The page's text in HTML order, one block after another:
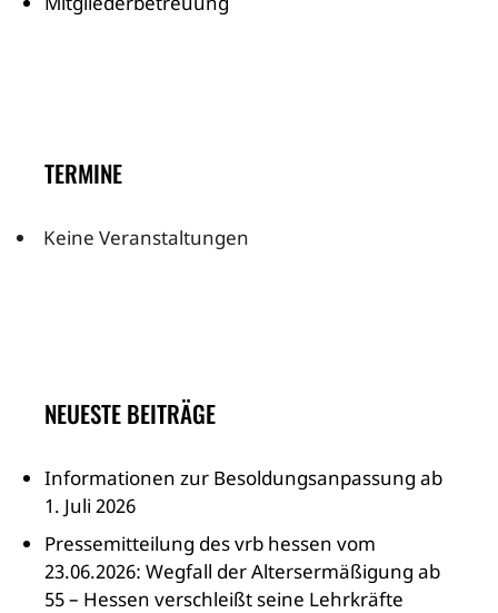
TERMINE
Keine Veranstaltungen
NEUESTE BEITRÄGE
Informationen zur Besoldungsanpassung ab
1. Juli 2026
Pressemitteilung des vrb hessen vom
23.06.2026: Wegfall der Altersermäßigung ab
55 – Hessen verschleißt seine Lehrkräfte